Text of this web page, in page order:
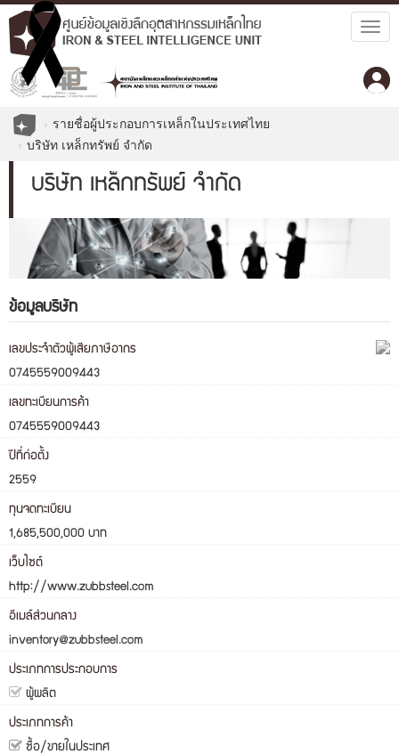
รายชื่อผู้ประกอบการเหล็กในประเทศไทย
บริษัท เหล็กทรัพย์ จำกัด
บริษัท เหล็กทรัพย์ จำกัด
ข้อมูลบริษัท
เลขประจำตัวผู้เสียภาษีอากร
0745559009443
เลขทะเบียนการค้า
0745559009443
ปีที่ก่อตั้ง
2559
ทุนจดทะเบียน
1,685,500,000 บาท
เว็บไซต์
http://www.zubbsteel.com
อีเมล์ส่วนกลาง
inventory@zubbsteel.com
ประเภทการประกอบการ
ผู้ผลิต
ประเภทการค้า
ซื้อ/ขายในประเทศ